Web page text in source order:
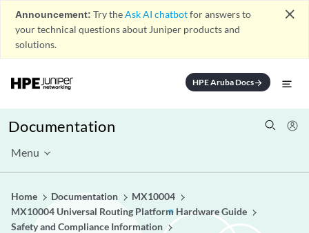
Announcement: Try theAsk AI chatbotfor answers to
your technical questions about Juniper products and
solutions.
close
HPE Aruba Docsarrow_forward
Documentation
Menu
Home Documentation
MX10004
MX10004 Universal Routing Platform Hardware Guide
Safety and Compliance Information